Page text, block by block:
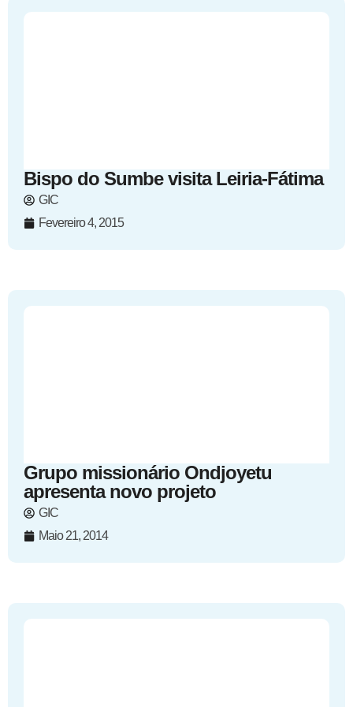
Bispo do Sumbe visita Leiria-Fátima
GIC
Fevereiro 4, 2015
Grupo missionário Ondjoyetu
apresenta novo projeto
GIC
Maio 21, 2014